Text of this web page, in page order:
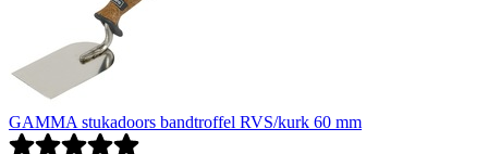
GAMMA stukadoors bandtroffel RVS/kurk 60 mm